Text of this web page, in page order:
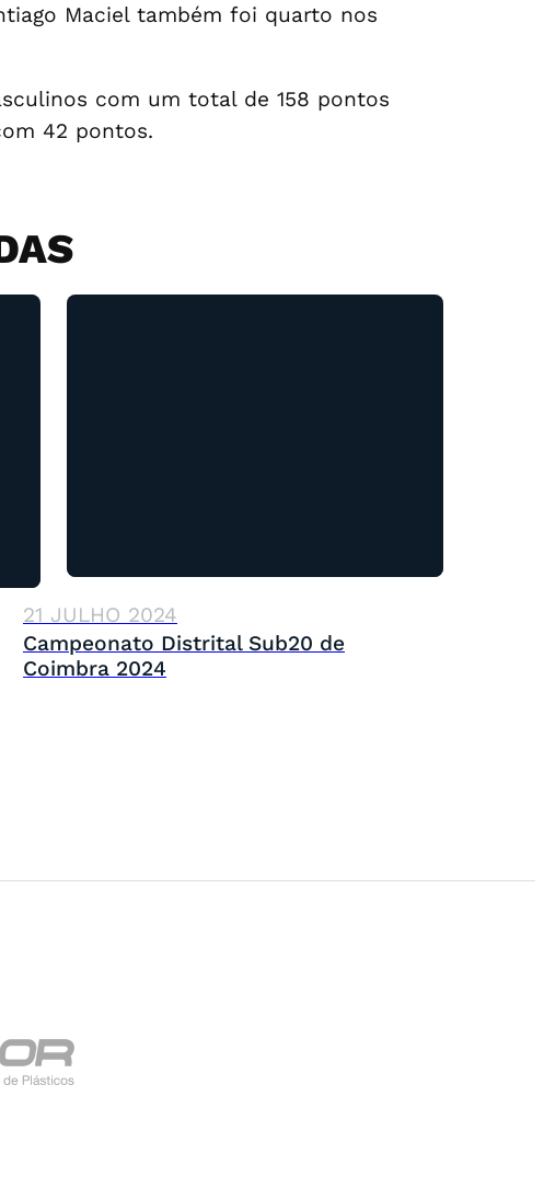
Maciel também foi quarto nos
com um total de 158 pontos
42 pontos.
21 JULHO 2024
Campeonato Distrital Sub20 de
Coimbra 2024